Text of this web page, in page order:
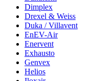
Dimplex
Drexel & Weiss
Duka / Villavent
EnEV-Air
Enervent
Exhausto
Genvex
Helios